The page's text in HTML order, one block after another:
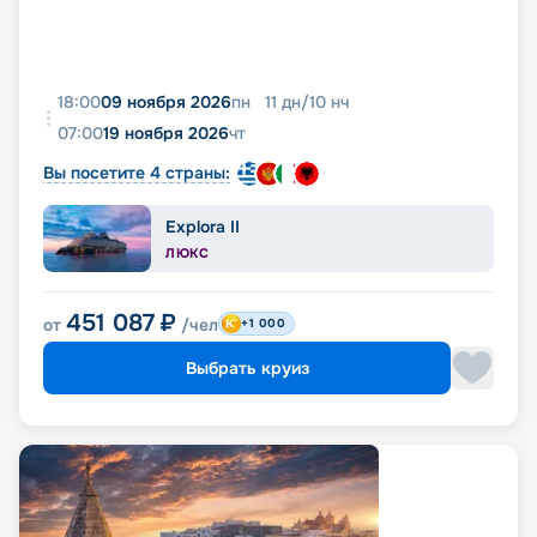
18:0009 ноября 2026пн 11 дн/10 нч
07:0019 ноября 2026чт
Вы посетите 4 страны:
Explora II
ЛЮКС
от 451 087 ₽ /чел +1 000
Выбрать круиз